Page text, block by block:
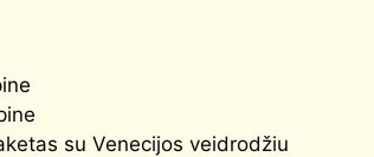
su Venecijos veidrodžiu